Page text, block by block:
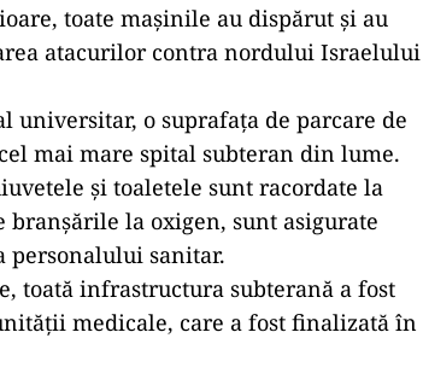
toate mașinile au dispărut și au
atacurilor contra nordului Israelului
universitar, o suprafața de parcare de
mai mare spital subteran din lume.
și toaletele sunt racordate la
branșările la oxigen, sunt asigurate
personalului sanitar.
toată infrastructura subterană a fost
medicale, care a fost finalizată în